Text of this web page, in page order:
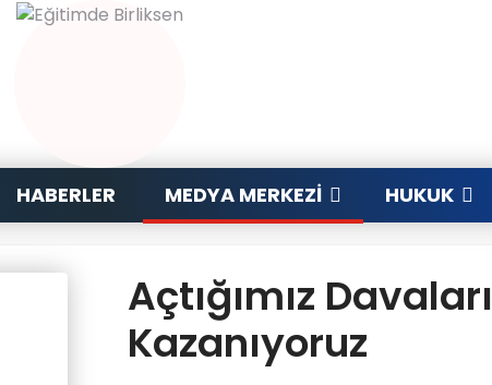
HABERLER MEDYA MERKEZI HUKUK
Açtığımız Davaları
Kazanıyoruz